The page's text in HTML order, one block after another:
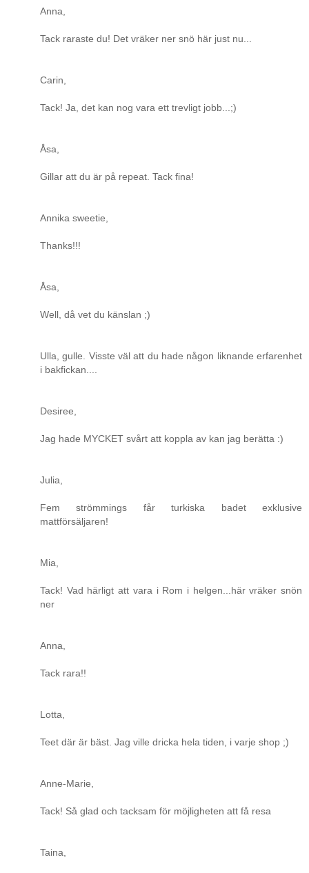
Anna,
Tack raraste du! Det vräker ner snö här just nu...
Carin,
Tack! Ja, det kan nog vara ett trevligt jobb...;)
Åsa,
Gillar att du är på repeat. Tack fina!
Annika sweetie,
Thanks!!!
Åsa,
Well, då vet du känslan ;)
Ulla, gulle. Visste väl att du hade någon liknande erfarenhet
i bakfickan....
Desiree,
Jag hade MYCKET svårt att koppla av kan jag berätta :)
Julia,
Fem strömmings får turkiska badet exklusive
mattförsäljaren!
Mia,
Tack! Vad härligt att vara i Rom i helgen...här vräker snön
ner
Anna,
Tack rara!!
Lotta,
Teet där är bäst. Jag ville dricka hela tiden, i varje shop ;)
Anne-Marie,
Tack! Så glad och tacksam för möjligheten att få resa
Taina,